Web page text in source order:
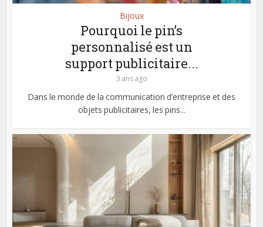
Bijoux
Pourquoi le pin’s
personnalisé est un
support publicitaire...
3 ans ago
Dans le monde de la communication d’entreprise et des
objets publicitaires, les pins...